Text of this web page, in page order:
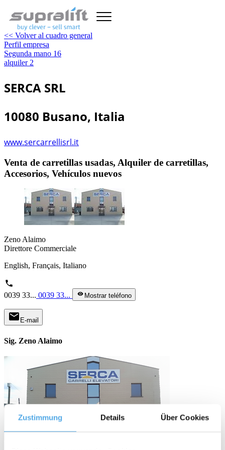
Zustimmung Details Über Cookies
<< Volver al cuadro general
Perfil empresa
Segunda mano 16
alquiler2
SERCA SRL
10080 Busano, Italia
www.sercarrellisrl.it
Venta de carretillas usadas, Alquiler de carretillas,
Accesorios, Vehículos nuevos
Zeno Alaimo
Direttore Commerciale
English, Français, Italiano
phone
0039 33... 0039 33... visibility Mostrar teléfono
mail E-mail
Sig. Zeno Alaimo